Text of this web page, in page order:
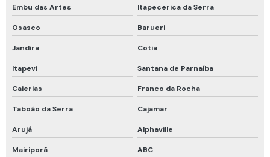
Cilindro calibração 4 gases
Curso de detecção de gases
Curso de proteção respiratória
Inspeção em compressores de ar
Embu das Artes Itapecerica da Serra
Osasco Barueri
Jandira Cotia
Itapevi Santana de Parnaíba
Caierias Franco da Rocha
Taboão da Serra Cajamar
Arujá Alphaville
Mairiporã ABC